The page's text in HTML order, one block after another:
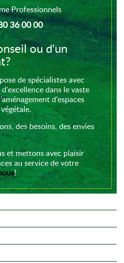
Professionnels
36 00 00
ou d'un
de spécialistes avec
dans le vaste
d'espaces
des besoins, des envies
et mettons avec plaisir
au service de votre
!